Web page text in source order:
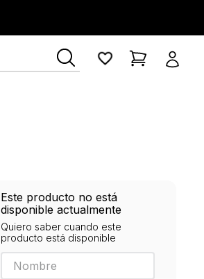
Este producto no está
disponible actualmente
Quiero saber cuando este
producto está disponible